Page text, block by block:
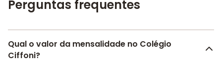
Perguntas frequentes
Qual o valor da mensalidade no Colégio
Ciffoni?